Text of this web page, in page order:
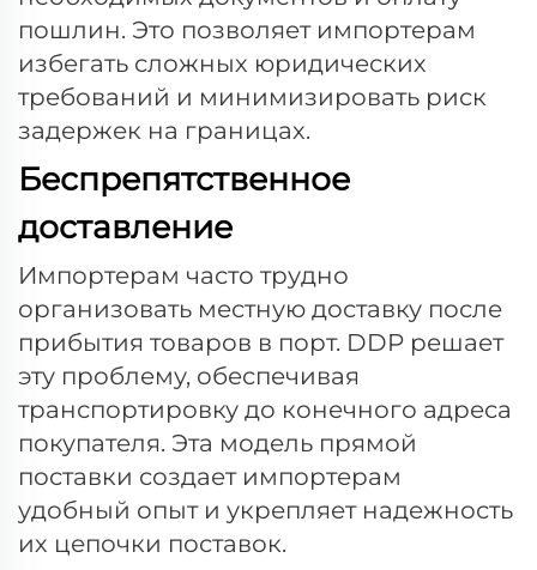
пошлин. Это позволяет импортерам
избегать сложных юридических
требований и минимизировать риск
задержек на границах.
Беспрепятственное
доставление
Импортерам часто трудно
организовать местную доставку после
прибытия товаров в порт. DDP решает
эту проблему, обеспечивая
транспортировку до конечного адреса
покупателя. Эта модель прямой
поставки создает импортерам
удобный опыт и укрепляет надежность
их цепочки поставок.